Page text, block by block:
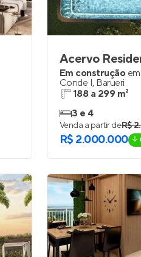
Acervo
Em construção em
Conde I, Barueri
188 a 299 m²
3 e 4
Venda a partir deR$
R$ 2.000.000